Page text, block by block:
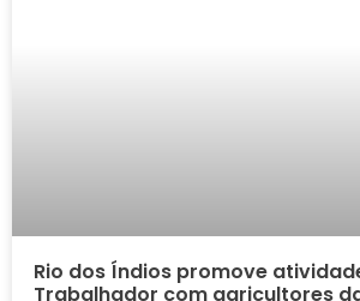
Rio dos Índios promove
Trabalhador com agricultores